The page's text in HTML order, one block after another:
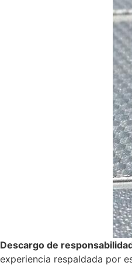
Descargo de
experiencia respaldada por